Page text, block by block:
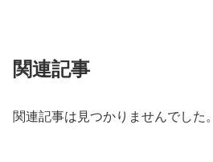
関連記事
関連記事は見つかりませんでした。